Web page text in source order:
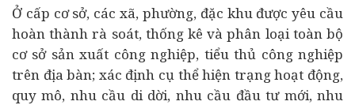
Ở cấp cơ sở, các xã, phường, đặc khu được yêu cầu
hoàn thành rà soát, thống kê và phân loại toàn bộ
cơ sở sản xuất công nghiệp, tiểu thủ công nghiệp
trên địa bàn; xác định cụ thể hiện trạng hoạt động,
quy mô, nhu cầu di dời, nhu cầu đầu tư mới, nhu